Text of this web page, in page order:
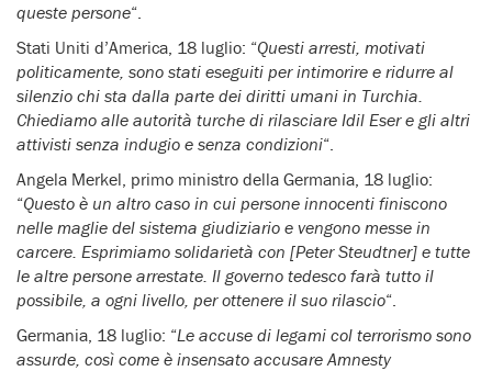
queste persone“.
Stati Uniti d’America, 18 luglio: “Questi arresti, motivati
politicamente, sono stati eseguiti per intimorire e ridurre al
silenzio chi sta dalla parte dei diritti umani in Turchia.
Chiediamo alle autorità turche di rilasciare Idil Eser e gli altri
attivisti senza indugio e senza condizioni“.
Angela Merkel, primo ministro della Germania, 18 luglio:
“Questo è un altro caso in cui persone innocenti finiscono
nelle maglie del sistema giudiziario e vengono messe in
carcere. Esprimiamo solidarietà con [Peter Steudtner] e tutte
le altre persone arrestate. Il governo tedesco farà tutto il
possibile, a ogni livello, per ottenere il suo rilascio“.
Germania, 18 luglio: “Le accuse di legami col terrorismo sono
assurde, così come è insensato accusare Amnesty